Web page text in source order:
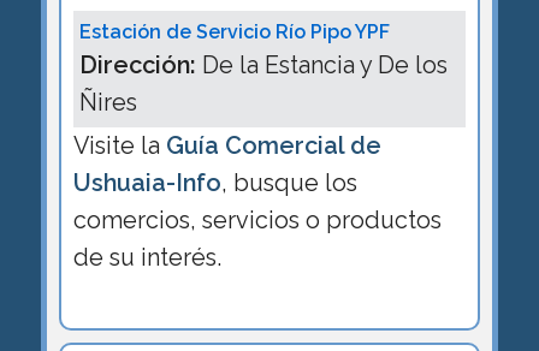
Estación de Servicio Río Pipo YPF
Dirección: De la Estancia y De los
Ñires
Visite la Guía Comercial de
Ushuaia-Info, busque los
comercios, servicios o productos
de su interés.